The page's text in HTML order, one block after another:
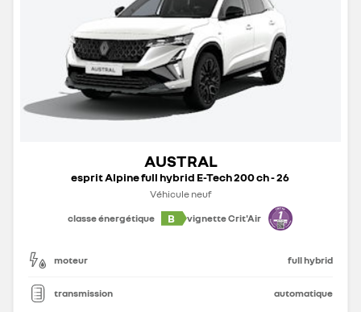
AUSTRAL
esprit Alpine full hybrid E-Tech 200 ch - 26
Véhicule neuf
classe énergétique
B vignette Crit'Air
moteur full hybrid
transmission automatique